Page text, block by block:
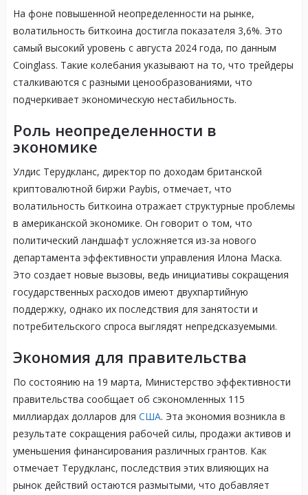
На фоне повышенной неопределенности на рынке,
волатильность биткоина достигла показателя 3,6%. Это
самый высокий уровень с августа 2024 года, по данным
Coinglass. Такие колебания указывают на то, что трейдеры
сталкиваются с разными ценообразованиями, что
подчеркивает экономическую нестабильность.
Роль неопределенности в
экономике
Улдис Терудкланс, директор по доходам британской
криптовалютной биржи Paybis, отмечает, что
волатильность биткоина отражает структурные проблемы
в американской экономике. Он говорит о том, что
политический ландшафт усложняется из-за нового
департамента эффективности управления Илона Маска.
Это создает новые вызовы, ведь инициативы сокращения
государственных расходов имеют двухпартийную
поддержку, однако их последствия для занятости и
потребительского спроса выглядят непредсказуемыми.
Экономия для правительства
По состоянию на 19 марта, Министерство эффективности
правительства сообщает об сэкономленных 115
миллиардах долларов для США. Эта экономия возникла в
результате сокращения рабочей силы, продажи активов и
уменьшения финансирования различных грантов. Как
отмечает Терудкланс, последствия этих влияющих на
рынок действий остаются размытыми, что добавляет